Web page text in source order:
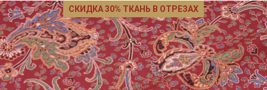
СКИДКА 30% ТКАНЬ В ОТРЕЗАХ